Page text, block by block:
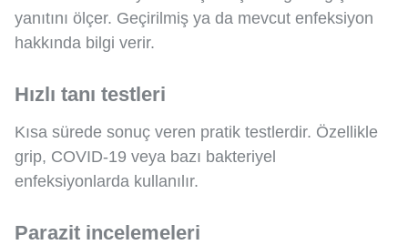
yanıtını ölçer. Geçirilmiş ya da mevcut enfeksiyon
hakkında bilgi verir.
Hızlı tanı testleri
Kısa sürede sonuç veren pratik testlerdir. Özellikle
grip, COVID-19 veya bazı bakteriyel
enfeksiyonlarda kullanılır.
Parazit incelemeleri